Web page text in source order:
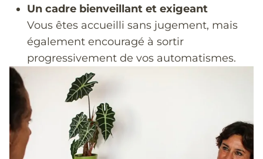
Un cadre bienveillant et exigeant
Vous êtes accueilli sans jugement, mais
également encouragé à sortir
progressivement de vos automatismes.